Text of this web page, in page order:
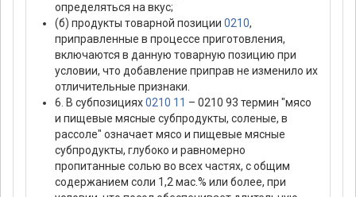
определяться на вкус;
(б) продукты товарной позиции 0210,
приправленные в процессе приготовления,
включаются в данную товарную позицию при
условии, что добавление приправ не изменило их
отличительные признаки.
6. В субпозициях0210 11 – 0210 93 термин "мясо
и пищевые мясные субпродукты, соленые, в
рассоле" означает мясо и пищевые мясные
субпродукты, глубоко и равномерно
пропитанные солью во всех частях, с общим
содержанием соли 1,2 мас.% или более, при